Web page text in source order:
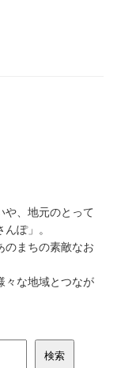
や、地元のとって
ぽ」。
まちの素敵なお
々な地域とつなが